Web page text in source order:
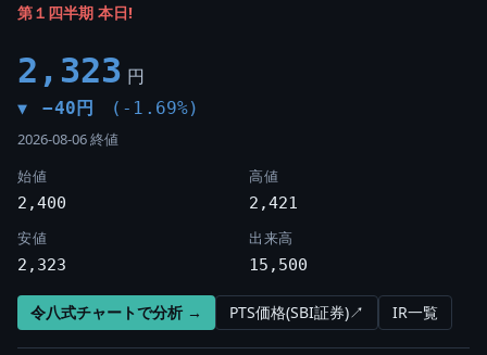
第１四半期 本日!
2,323 円
▼ −40円 (-1.69%)
2026-08-06 終値
始値
2,400
高値
2,421
安値
2,323
出来高
15,500
令八式チャートで分析 → PTS価格(SBI証券)↗ IR一覧